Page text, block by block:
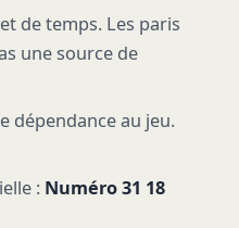
de temps. Les paris
une source de
dépendance au jeu.
: Numéro 31 18